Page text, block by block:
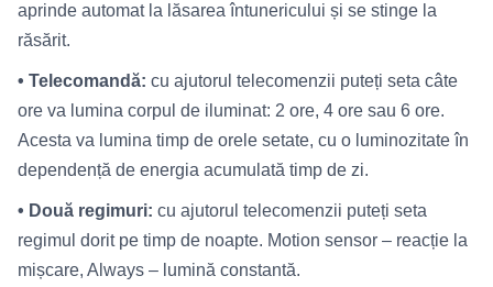
aprinde automat la lăsarea întunericului și se stinge la
răsărit.
• Telecomandă: cu ajutorul telecomenzii puteți seta câte
ore va lumina corpul de iluminat: 2 ore, 4 ore sau 6 ore.
Acesta va lumina timp de orele setate, cu o luminozitate în
dependență de energia acumulată timp de zi.
• Două regimuri: cu ajutorul telecomenzii puteți seta
regimul dorit pe timp de noapte. Motion sensor – reacție la
mișcare, Always – lumină constantă.